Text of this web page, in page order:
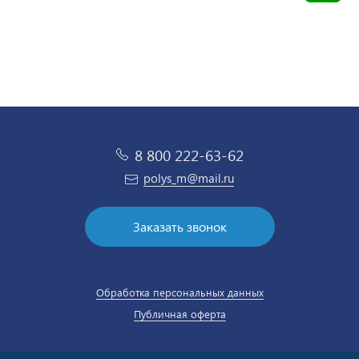
8 800 222-63-62
polys_m@mail.ru
Заказать звонок
Обработка персональных данных
Публичная оферта